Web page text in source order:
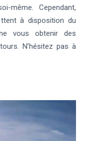
même. Cependant,
à disposition du
vous obtenir des
N’hésitez pas à